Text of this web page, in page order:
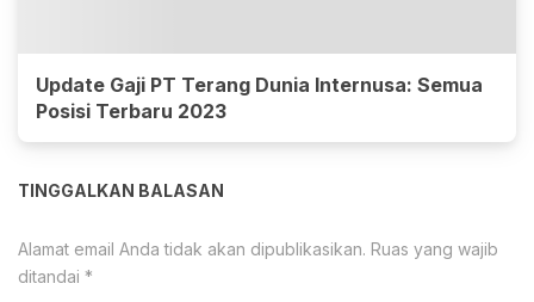
Update Gaji PT Terang Dunia Internusa: Semua
Posisi Terbaru 2023
TINGGALKAN BALASAN
Alamat email Anda tidak akan dipublikasikan. Ruas yang wajib
ditandai *